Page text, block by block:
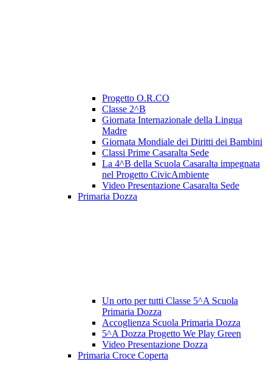
Progetto O.R.CO
Classe 2^B
Giornata Internazionale della Lingua
Madre
Giornata Mondiale dei Diritti dei Bambini
Classi Prime Casaralta Sede
La 4^B della Scuola Casaralta impegnata
nel Progetto CivicAmbiente
Video Presentazione Casaralta Sede
Primaria Dozza
Un orto per tutti Classe 5^A Scuola
Primaria Dozza
Accoglienza Scuola Primaria Dozza
5^A Dozza Progetto We Play Green
Video Presentazione Dozza
Primaria Croce Coperta